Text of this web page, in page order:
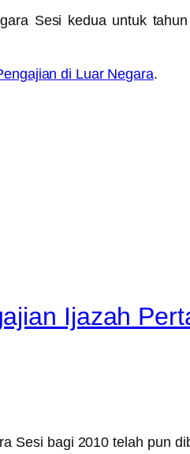
Sesi kedua untuk
di Luar Negara.
Ijazah
Sesi bagi 2010 telah pun